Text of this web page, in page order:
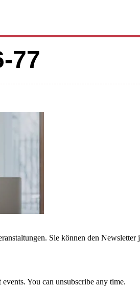
77
Sie können den
You can unsubscribe any time.